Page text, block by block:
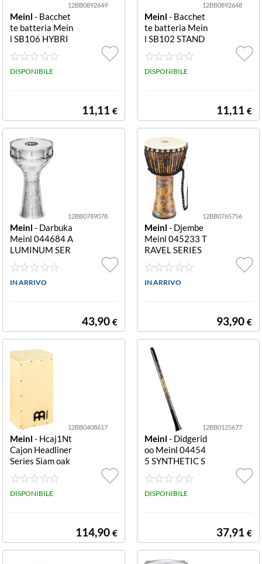
12BB0892649
Meinl - Bacchet
te batteria Mein
l SB106 HYBRI
D 5A Legno 5A
DISPONIBILE
11,11 €
12BB0892648
Meinl - Bacchet
te batteria Mein
l SB102 STAND
ARD 5B Legno 5
B
DISPONIBILE
11,11 €
12BB0789078
Meinl - Darbuka
Meinl 044684 A
LUMINUM SER
IES He 113 7 Sil
ver He 113 7
IN ARRIVO
43,90 €
12BB0765756
Meinl - Djembe
Meinl 045233 T
RAVEL SERIES
Synthetic Padj2
M G Synthetic P
adj2 M G
IN ARRIVO
93,90 €
12BB0408617
Meinl - Hcaj1Nt
Cajon Headliner
Series Siam oak
Hcaj1Nt
DISPONIBILE
114,90 €
12BB0125677
Meinl - Didgerid
oo Meinl 04454
5 SYNTHETIC S
ERIES Sddg1 Bk
Black Sddg1 Bk
DISPONIBILE
37,91 €